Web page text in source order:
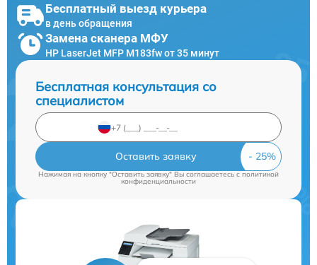
Бесплатный выезд курьера
в день обращения
Замена сканера МФУ
HP LaserJet MFP M183fw от 35 минут
Бесплатная консультация со
специалистом
Оставить заявку
Нажимая на кнопку "Оставить заявку" Вы соглашаетесь cполитикой
конфиденциальности